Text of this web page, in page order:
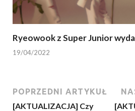
Ryeowook z Super Junior
19/04/2022
POPRZEDNI ARTYKUŁ
[AKTUALIZACJA] Czy